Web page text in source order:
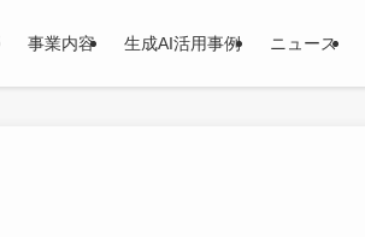
事業内容 生成AI活用事例 ニュース